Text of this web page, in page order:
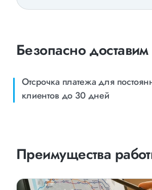
Безопасно
Отсрочка платежа для
клиентов до 30 дней
Преимущества